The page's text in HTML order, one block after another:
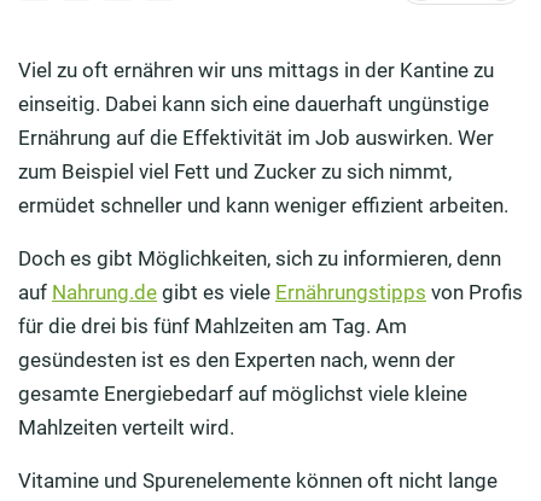
Studierende haben einen erhöhten Energiebedarf
aufgrund einer gesteigerten Denkleistung
Zu viel Kaffee macht schneller müde: Lieber an der
frischen Luft spazieren gehen
Abends nicht zu massiv essen für einen erholsamen
Nachtschlaf
Ernährungsempfehlungen speziell für Lehrkräfte
Viel zu oft ernähren wir uns mittags in der Kantine zu
einseitig. Dabei kann sich eine dauerhaft ungünstige
Ernährung auf die Effektivität im Job auswirken. Wer
zum Beispiel viel Fett und Zucker zu sich nimmt,
ermüdet schneller und kann weniger effizient arbeiten.
Doch es gibt Möglichkeiten, sich zu informieren, denn
auf Nahrung.de gibt es viele Ernährungstipps von Profis
für die drei bis fünf Mahlzeiten am Tag. Am
gesündesten ist es den Experten nach, wenn der
gesamte Energiebedarf auf möglichst viele kleine
Mahlzeiten verteilt wird.
Vitamine und Spurenelemente können oft nicht lange